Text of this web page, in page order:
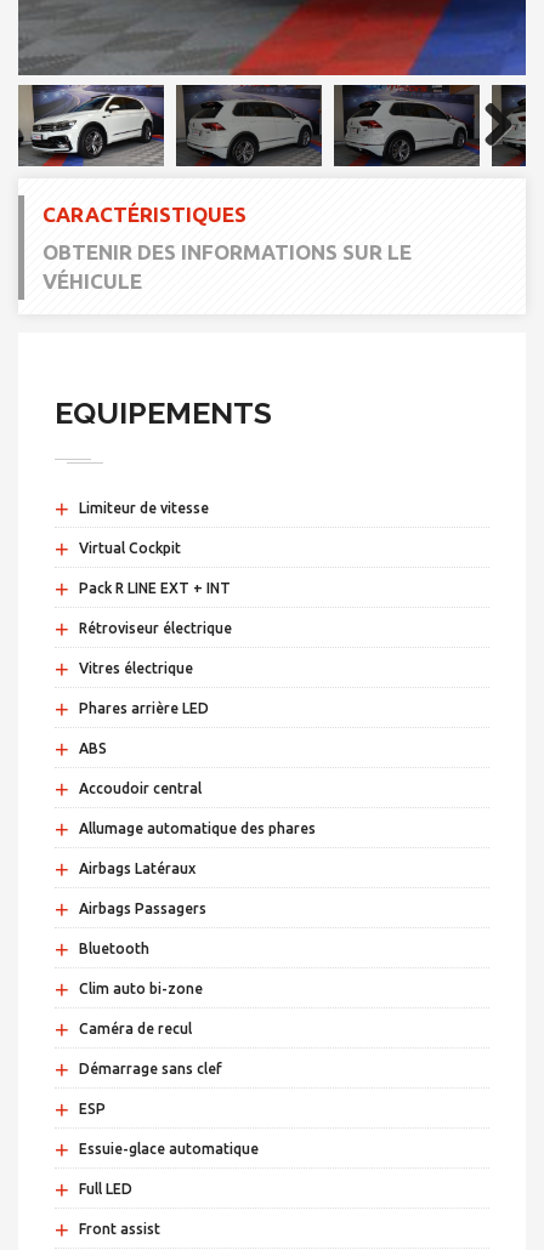
Next
CARACTÉRISTIQUES
OBTENIR DES INFORMATIONS SUR LE
VÉHICULE
EQUIPEMENTS
+ Limiteur de vitesse
+ Virtual Cockpit
+ Pack R LINE EXT + INT
+ Rétroviseur électrique
+ Vitres électrique
+ Phares arrière LED
+ ABS
+ Accoudoir central
+ Allumage automatique des phares
+ Airbags Latéraux
+ Airbags Passagers
+ Bluetooth
+ Clim auto bi-zone
+ Caméra de recul
+ Démarrage sans clef
+ ESP
+ Essuie-glace automatique
+ Full LED
+ Front assist